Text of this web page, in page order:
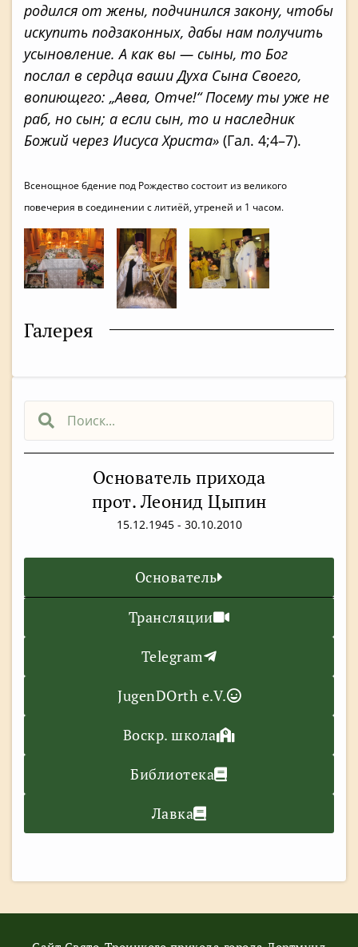
Основатель прихода
прот. Леонид Цыпин
15.12.1945 - 30.10.2010
Основатель
Трансляции
Telegram
JugenDOrth e.V.
Воскр. школа
Библиотека
Лавка
родился от жены, подчинился закону, чтобы
искупить подзаконных, дабы нам получить
усыновление. А как вы — сыны, то Бог
послал в сердца ваши Духа Сына Своего,
вопиющего: „Авва, Отче!“ Посему ты уже не
раб, но сын; а если сын, то и наследник
Божий через Иисуса Христа» (Гал. 4;4–7).
Всенощное бдение под Рождество состоит из великого
повечерия в соединении с литиёй, утреней и 1 часом.
Галерея